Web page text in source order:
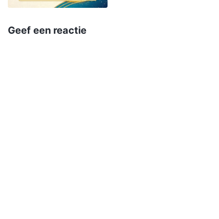
en het leven. Wie de woorden van de
ze verwerpt, of weigert de waarheid te
Geef een reactie